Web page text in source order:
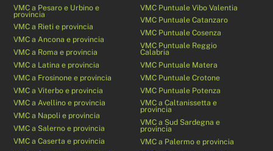
VMC a Pesaro e Urbino e
provincia
VMC a Rieti e provincia
VMC a Ancona e provincia
VMC a Roma e provincia
VMC a Latina e provincia
VMC a Frosinone e provincia
VMC a Viterbo e provincia
VMC a Avellino e provincia
VMC a Napoli e provincia
VMC a Salerno e provincia
VMC a Caserta e provincia
VMC Puntuale Vibo Valentia
VMC Puntuale Catanzaro
VMC Puntuale Cosenza
VMC Puntuale Reggio
Calabria
VMC Puntuale Matera
VMC Puntuale Crotone
VMC Puntuale Potenza
VMC a Caltanissetta e
provincia
VMC a Sud Sardegna e
provincia
VMC a Palermo e provincia